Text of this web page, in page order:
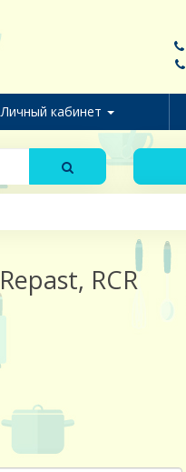
Личный кабинет
RCR